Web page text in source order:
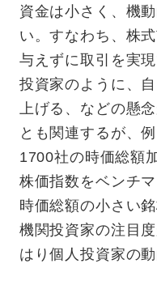
資金は小さく、機
い。すなわち、株
与えずに取引を実
投資家のように、
上げる、などの懸
とも関連するが、
1700社の時価総額
株価指数をベンチ
時価総額の小さい
機関投資家の注目
はり個人投資家の